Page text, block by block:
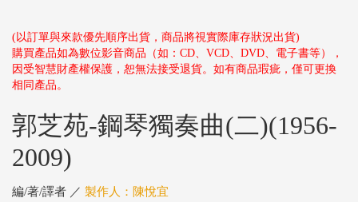
(以訂單與來款優先順序出貨，商品將視實際庫存狀況出貨)
購買產品如為數位影音商品（如：CD、VCD、DVD、電子書等），
因受智慧財產權保護，恕無法接受退貨。如有商品瑕疵，僅可更換
相同產品。
郭芝苑-鋼琴獨奏曲(二)(1956-
2009)
編/著/譯者 ／ 製作人：陳悅宜